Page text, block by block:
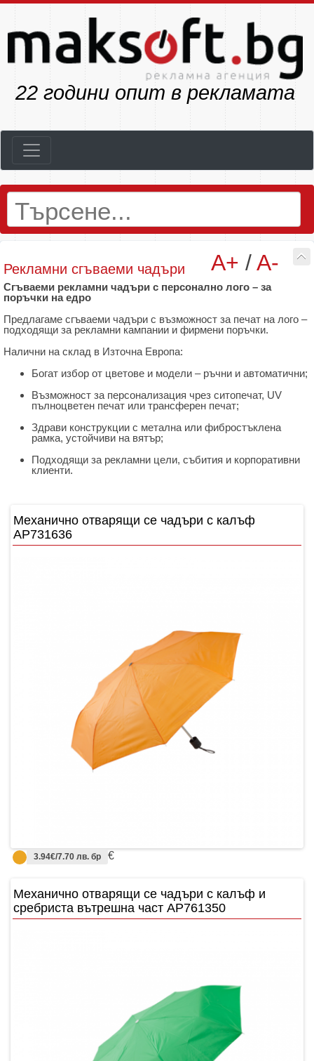
26 години опит в рекламата
A+ /A-
Рекламни сгъваеми чадъри
Сгъваеми рекламни чадъри с персонално лого – за
поръчки наедро
Предлагаме сгъваеми чадъри с възможност за печат на лого –
подходящи за рекламни кампании и фирмени поръчки.
Налични на склад в Източна Европа:
Богат избор от цветове и модели – ръчни и автоматични;
Възможност за персонализация чрез ситопечат, UV
пълноцветен печат или трансферен печат;
Здрави конструкции с метална или фибростъклена
рамка, устойчиви на вятър;
Подходящи за рекламни цели, събития и корпоративни
клиенти.
Механично отварящи се чадъри с калъф
АР731636
3.94€/7.70 лв. бр €
Механично отварящи се чадъри с калъф и
сребриста вътрешна част АР761350